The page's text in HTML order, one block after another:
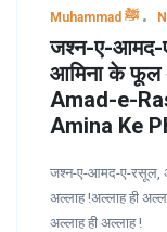
Muhammad ﷺ
जश्न-ए-आमद-
आमिना के फूल
Amad-e-
Amina Ke
जश्न-ए-आमद-ए-रसूल,
अल्लाह !अल्लाह ही
अल्लाह ही अल्लाह !